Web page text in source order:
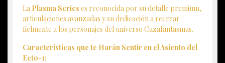
La Plasma Series es reconocida por su detalle premium,
articulaciones avanzadas y su dedicación a recrear
fielmente a los personajes del universo Cazafantasmas.
Características que te Harán Sentir en el Asiento del
Ecto-1: